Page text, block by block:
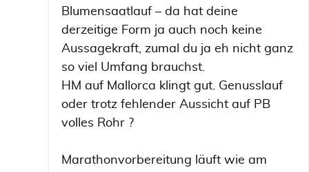
Blumensaatlauf – da hat deine
derzeitige Form ja auch noch keine
Aussagekraft, zumal du ja eh nicht ganz
so viel Umfang brauchst.
HM auf Mallorca klingt gut. Genusslauf
oder trotz fehlender Aussicht auf PB
volles Rohr ?
Marathonvorbereitung läuft wie am